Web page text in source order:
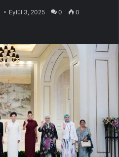
Eylül 3, 2025 0 0